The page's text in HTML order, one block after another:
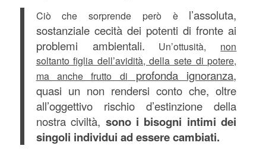
Ciò che sorprende però è l’assoluta,
sostanziale cecità dei potenti di fronte ai
problemi ambientali. Un’ottusità, non
soltanto figlia dell’avidità, della sete di potere,
ma anche frutto di profonda ignoranza,
quasi un non rendersi conto che, oltre
all’oggettivo rischio d’estinzione della
nostra civiltà, sono i bisogni intimi dei
singoli individui ad essere cambiati.